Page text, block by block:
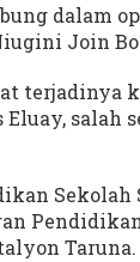
dalam
Join
terjadinya
salah
Sekolah
Taruna.